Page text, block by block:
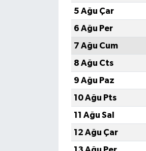
5 Ağu Çar
6 Ağu Per
7 Ağu Cum
8 Ağu Cts
9 Ağu Paz
10 Ağu Pts
11 Ağu Sal
12 Ağu Çar